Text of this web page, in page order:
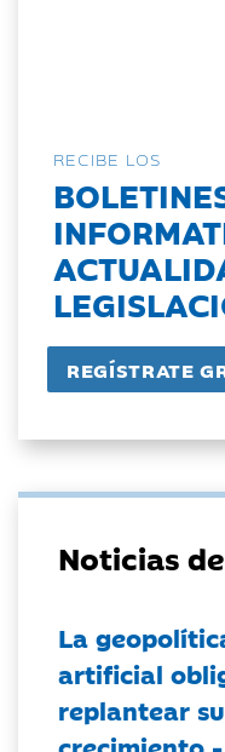
RECIBE LOS
Noticias
La
artificial
replantear